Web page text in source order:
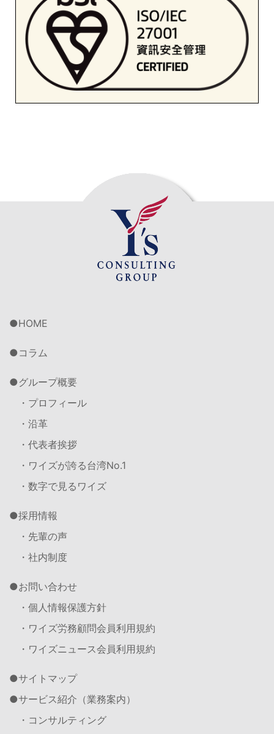
HOME
コラム
グループ概要
・プロフィール
・沿革
・代表者挨拶
・ワイズが誇る台湾No.1
・数字で見るワイズ
採用情報
・先輩の声
・社内制度
お問い合わせ
・個人情報保護方針
・ワイズ労務顧問会員利用規約
・ワイズニュース会員利用規約
サイトマップ
サービス紹介（業務案内）
・コンサルティング